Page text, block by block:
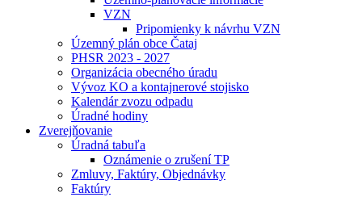
VZN
Pripomienky k návrhu VZN
Územný plán obce Čataj
PHSR 2023 - 2027
Organizácia obecného úradu
Vývoz KO a kontajnerové stojisko
Kalendár zvozu odpadu
Úradné hodiny
Zverejňovanie
Úradná tabuľa
Oznámenie o zrušení TP
Zmluvy, Faktúry, Objednávky
Faktúry